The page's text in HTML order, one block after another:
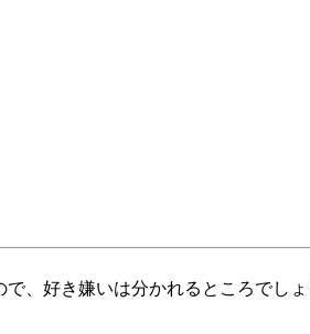
、好き嫌いは分かれるところでし